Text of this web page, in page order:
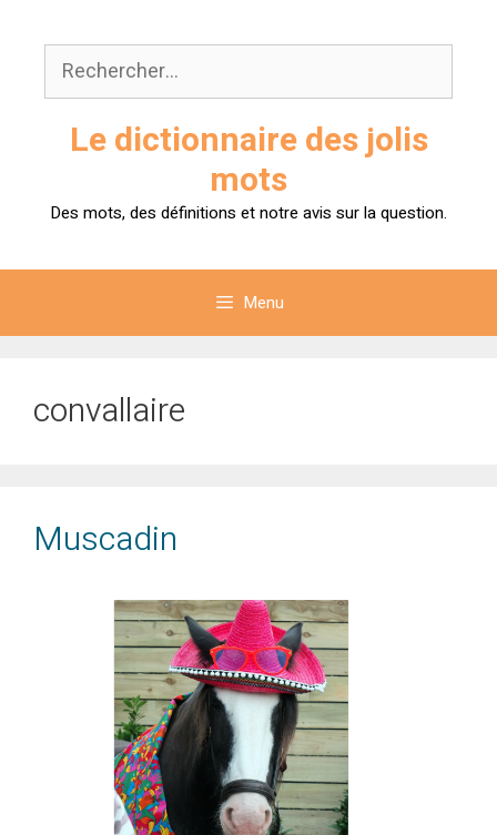
contenu
Rechercher :
Le dictionnaire des jolis
mots
Des mots, des définitions et notre avis sur la question.
Menu
convallaire
Muscadin